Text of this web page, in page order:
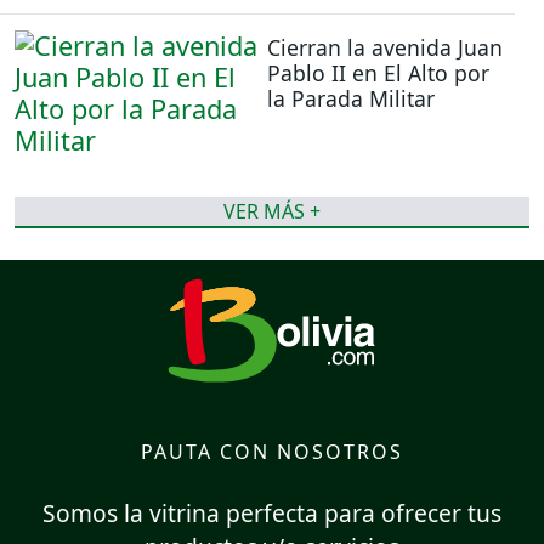
Cierran la avenida Juan
Pablo II en El Alto por
la Parada Militar
VER MÁS +
PAUTA CON NOSOTROS
Somos la vitrina perfecta para ofrecer tus